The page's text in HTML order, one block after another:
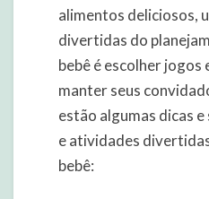
alimentos deliciosos,
divertidas do
bebê é escolher jogos
manter seus
estão algumas dicas
e atividades
bebê: